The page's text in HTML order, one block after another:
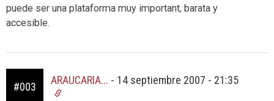
puede ser una plataforma muy important, barata y
accesible.
#003
ARAUCARIA... - 14 septiembre 2007 - 21:35